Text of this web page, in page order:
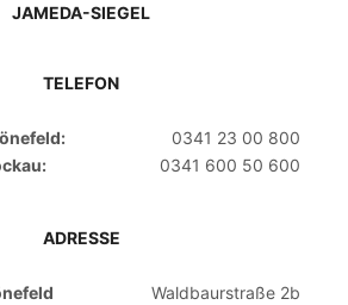
JAMEDA-SIEGEL
TELEFON
0341 23 00 800
0341 600 50 600
ADRESSE
Waldbaurstraße 2b